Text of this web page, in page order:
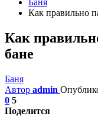
Баня
Как правильно
Как
бане
Баня
Автор admin
0 5
Поделится